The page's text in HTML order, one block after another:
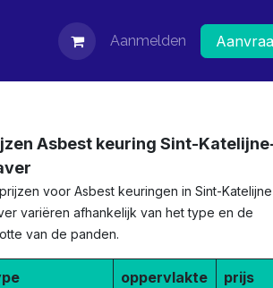
Contact Aanmelden
Asbest keuring Sint-
voor Asbest keuringen in Sint-
variëren afhankelijk van het type en de
van de panden.
oppervlakte prijs